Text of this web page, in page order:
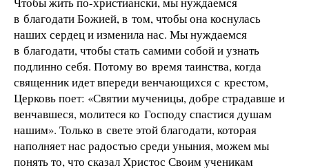
в благодати Божией, в том, чтобы она коснулась
наших сердец и изменила нас. Мы нуждаемся
в благодати, чтобы стать самими собой и узнать
подлинно себя. Потому во время таинства, когда
священник идет впереди венчающихся с крестом,
Церковь поет: «Святии мученицы, добре страдавше и
венчавшеся, молитеся ко Господу спастися душам
нашим». Только в свете этой благодати, которая
наполняет нас радостью среди уныния, можем мы
понять то, что сказал Христос Своим ученикам